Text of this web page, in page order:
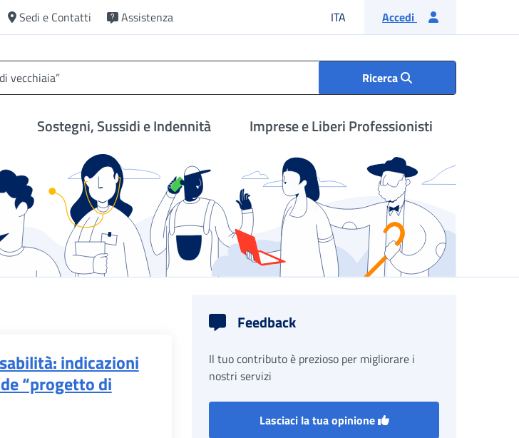
Sedi e Contatti Assistenza ITA Lingua italiana
Accedi
Ricerca
Sostegni, Sussidi e Indennità Imprese e Liberi Professionisti
indicazioni
“progetto di
Feedback
Il tuo contributo è prezioso per migliorare i
nostri servizi
Lasciaci la tua opinione